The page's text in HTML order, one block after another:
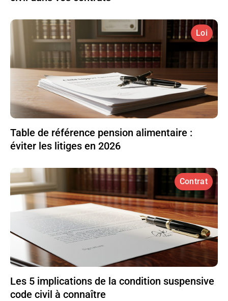
Loi
Table de référence pension alimentaire :
éviter les litiges en 2026
Contrat
Les 5 implications de la condition suspensive
code civil à connaître